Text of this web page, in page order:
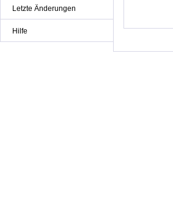
Letzte Änderungen
Hilfe